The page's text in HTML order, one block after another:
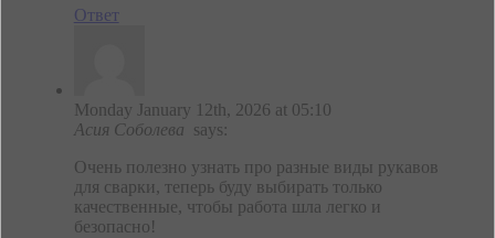
Ответ
Monday January 12th, 2026 at 05:10
Асия Соболева says:
Очень полезно узнать про разные виды рукавов
для сварки, теперь буду выбирать только
качественные, чтобы работа шла легко и
безопасно!